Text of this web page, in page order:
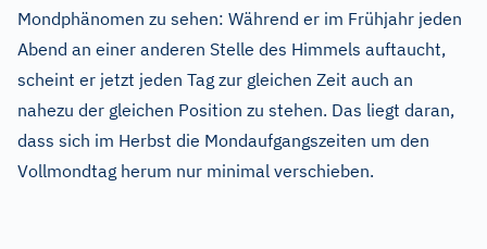
Mondphänomen zu sehen: Während er im Frühjahr jeden
Abend an einer anderen Stelle des Himmels auftaucht,
scheint er jetzt jeden Tag zur gleichen Zeit auch an
nahezu der gleichen Position zu stehen. Das liegt daran,
dass sich im Herbst die Mondaufgangszeiten um den
Vollmondtag herum nur minimal verschieben.